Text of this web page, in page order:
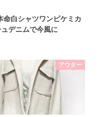
命白シャツワンピケミカ
デニムで今風に
アウター